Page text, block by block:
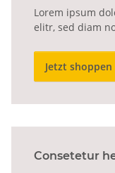
Lorem ipsum
elitr, sed diam
Jetzt shoppen
Consetetur